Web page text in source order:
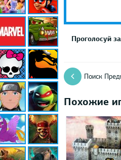
Проголосуй
Поиск
Похожие